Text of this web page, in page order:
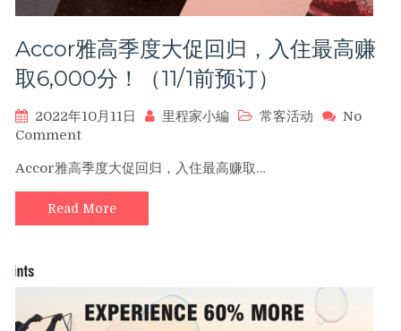
Accor雅高季度大促回归，入住最高赚
取6,000分！（11/1前预订）
2022年10月11日 里程家小編 常客活动
No
Commenton
雅
高
季
度
归，
入
Accor雅高季度大促回归，入住最高赚取…
Read More